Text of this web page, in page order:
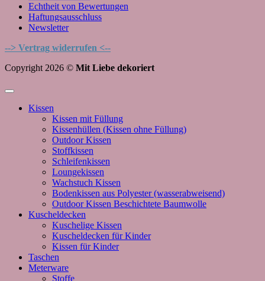
Echtheit von Bewertungen
Haftungsausschluss
Newsletter
--> Vertrag widerrufen <--
Copyright 2026 © Mit Liebe dekoriert
Kissen
Kissen mit Füllung
Kissenhüllen (Kissen ohne Füllung)
Outdoor Kissen
Stoffkissen
Schleifenkissen
Loungekissen
Wachstuch Kissen
Bodenkissen aus Polyester (wasserabweisend)
Outdoor Kissen Beschichtete Baumwolle
Kuscheldecken
Kuschelige Kissen
Kuscheldecken für Kinder
Kissen für Kinder
Taschen
Meterware
Stoffe